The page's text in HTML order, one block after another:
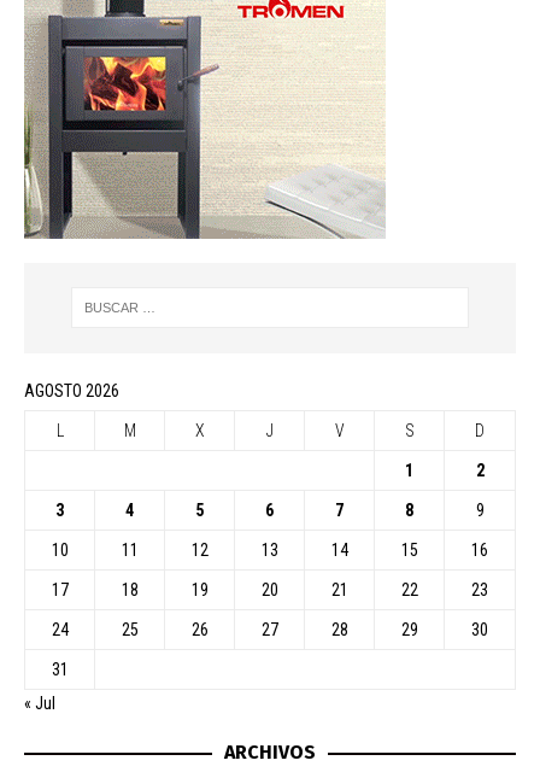
AGOSTO 2026
L M X J V S D
1 2
3 4 5 6 7 8 9
10 11 12 13 14 15 16
17 18 19 20 21 22 23
24 25 26 27 28 29 30
31
« Jul
ARCHIVOS